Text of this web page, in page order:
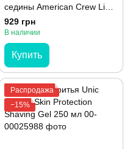
седины American Crew Light
3 шт 40 мл
929 грн
В наличии
Купить
Распродажа
−15%